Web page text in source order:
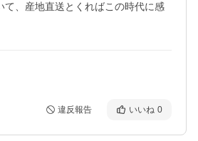
て、産地直送とくればこの時代に感
違反報告 いいね 0